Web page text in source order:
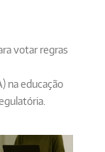
votar regras
na educação